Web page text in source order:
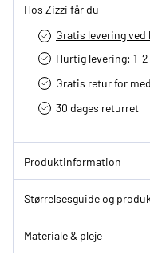
Hos Zizzi får du
Gratis levering ved
Hurtig levering­: 1-
Gratis retur for
30 dages returret
Produktinformation
Størrelsesguide og
Materiale & pleje